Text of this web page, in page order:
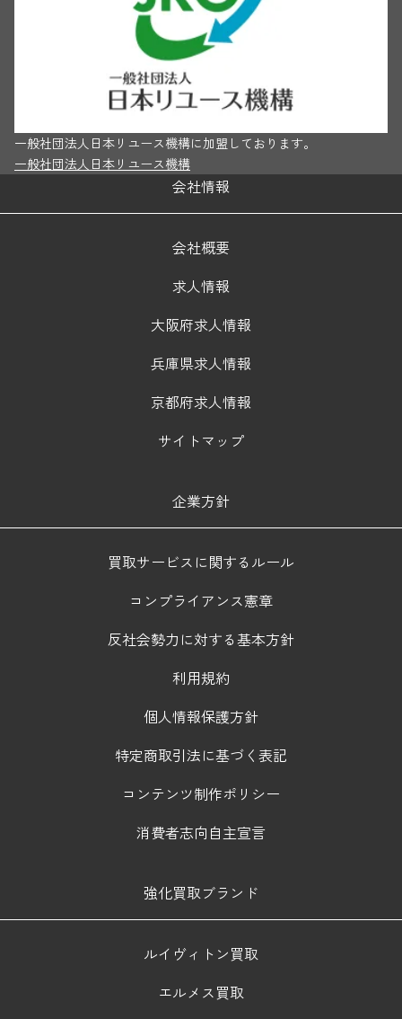
一般社団法人日本リユース機構に加盟しております。
一般社団法人日本リユース機構
会社情報
会社概要
求人情報
大阪府求人情報
兵庫県求人情報
京都府求人情報
サイトマップ
企業方針
買取サービスに関するルール
コンプライアンス憲章
反社会勢力に対する基本方針
利用規約
個人情報保護方針
特定商取引法に基づく表記
コンテンツ制作ポリシー
消費者志向自主宣言
強化買取ブランド
ルイヴィトン買取
エルメス買取